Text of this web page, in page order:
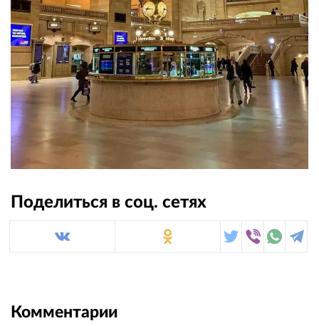
Поделиться в соц. сетях
Комментарии